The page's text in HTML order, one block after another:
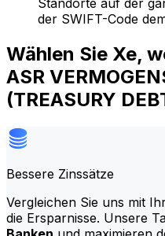
Standorte auf der
der SWIFT-Code
Wählen Sie Xe,
ASR
(TREASURY
Bessere Zinssätze
Vergleichen Sie uns mit
die Ersparnisse. Unsere